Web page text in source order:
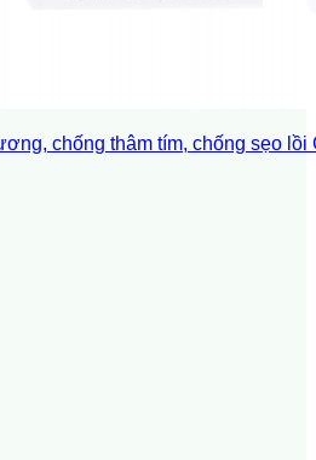
chống thâm tím, chống sẹo lồi